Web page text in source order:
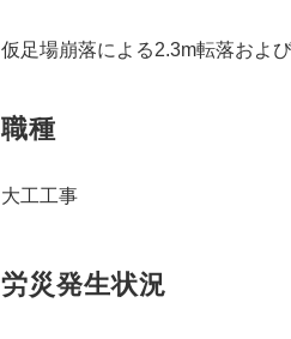
仮足場崩落による2.3m転落およ
職種
大工工事
労災発生状況